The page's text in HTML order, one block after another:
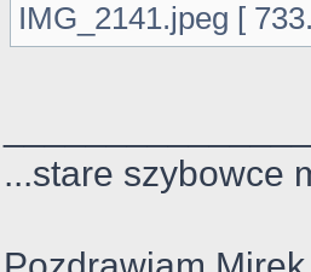
IMG_2141.jpeg [
...stare szybowce